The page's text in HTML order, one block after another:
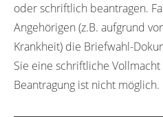
oder schriftlich beantragen.
Angehörigen (z.B. aufgrund
Krankheit) die Briefwahl-
Sie eine schriftliche
Beantragung ist nicht möglich.